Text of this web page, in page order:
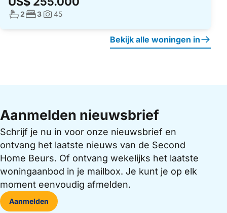
Aantal badkamers:
2Aantal slaapkamers:
3Foto's:
45
Bekijk alle woningen in
Aanmelden nieuwsbrief
Schrijf je nu in voor onze nieuwsbrief en
ontvang het laatste nieuws van de Second
Home Beurs. Of ontvang wekelijks het laatste
woningaanbod in je mailbox. Je kunt je op elk
moment eenvoudig afmelden.
Aanmelden